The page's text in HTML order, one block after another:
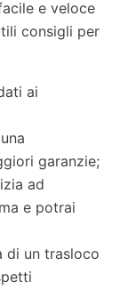
e veloce
consigli per
ai
garanzie;
ad
e potrai
di un trasloco